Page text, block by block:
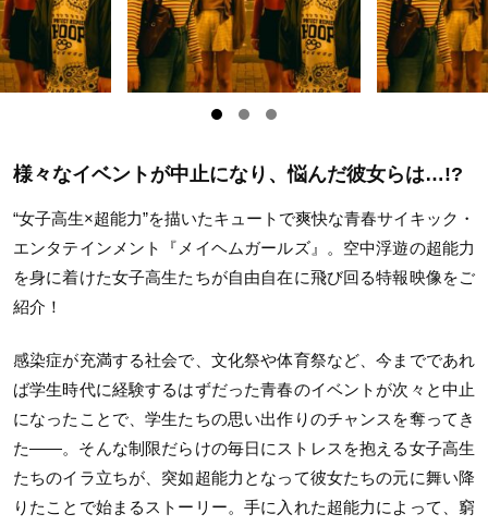
様々なイベントが中止になり、悩んだ彼女らは…!?
“女子高生×超能力”を描いたキュートで爽快な青春サイキック・
エンタテインメント『メイヘムガールズ』。空中浮遊の超能力
を身に着けた女子高生たちが自由自在に飛び回る特報映像をご
紹介！
感染症が充満する社会で、文化祭や体育祭など、今までであれ
ば学生時代に経験するはずだった青春のイベントが次々と中止
になったことで、学生たちの思い出作りのチャンスを奪ってき
た――。そんな制限だらけの毎日にストレスを抱える女子高生
たちのイラ立ちが、突如超能力となって彼女たちの元に舞い降
りたことで始まるストーリー。手に入れた超能力によって、窮